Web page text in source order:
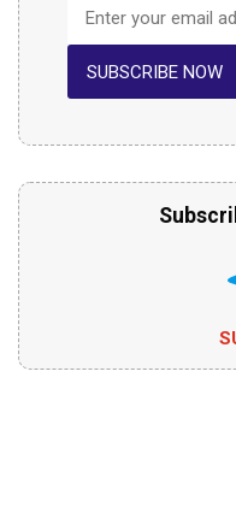
SUBSCRIBE NOW